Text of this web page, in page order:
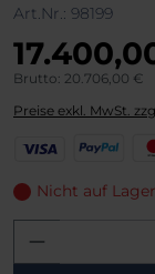
Art.Nr.: 98199
Brutto: 20.706,00 €
Preise exkl. MwSt.
s
P
y
l
s
r
Nicht auf Lager
Produkt